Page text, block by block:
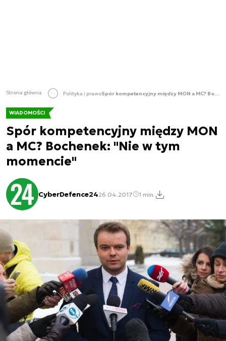
Strona główna Polityka i prawo Spór kompetencyjny między MON a MC? Bochenek: "Nie w tym momencie"
WIADOMOŚCI
Spór kompetencyjny między MON
a MC? Bochenek: "Nie w tym
momencie"
CyberDefence2426.04.2017 1 min.